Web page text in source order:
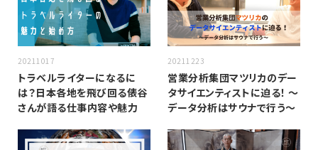
20211017
トラベルライターになるに
は？日本各地を飛び回る俵谷
さんが語る仕事内容や魅力
20211223
営業分析集団マツリカのデー
タサイエンティストに迫る！ 〜
データ分析はサウナで行う〜